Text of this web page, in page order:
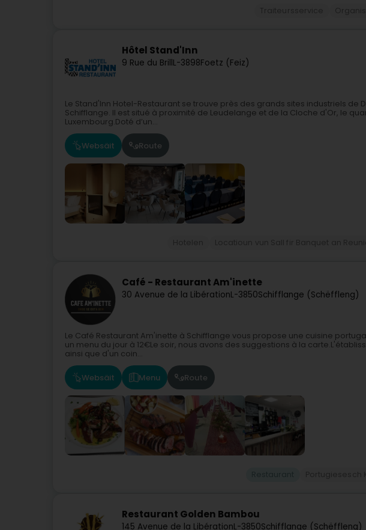
Hôtel Stand'Inn
9 Rue du BrillL-3898Foetz (Feiz)
Le Stand'Inn Hotel-Restaurant se trouve près des grands sites industriels de
Schifflange. Il est situé à proximité de Leudelange et de la Cloche d'Or, le
Luxembourg.Doté d’un...
Websäit Route
Café - Restaurant Am'inette
30 Avenue de la LibérationL-3850Schifflange (Schëffleng)
Le Café Restaurant Am'inette à Schifflange vous propose une cuisine
un menu du jour à 12€Le soir, nous avons des suggestions à la
ainsi que d'un coin...
Websäit Menu Route
Restaurant Golden Bambou
145 Avenue de la LibérationL-3850Schifflange (Schëffleng)